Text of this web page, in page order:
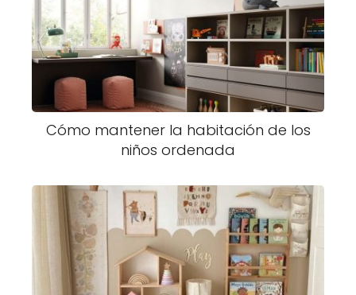
Cómo mantener la habitación de los
niños ordenada